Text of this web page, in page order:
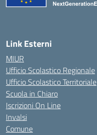
Link Esterni
MIUR
Ufficio Scolastico Regionale
Ufficio Scolastico Territoriale
Scuola in Chiaro
Iscrizioni On Line
Invalsi
Comune